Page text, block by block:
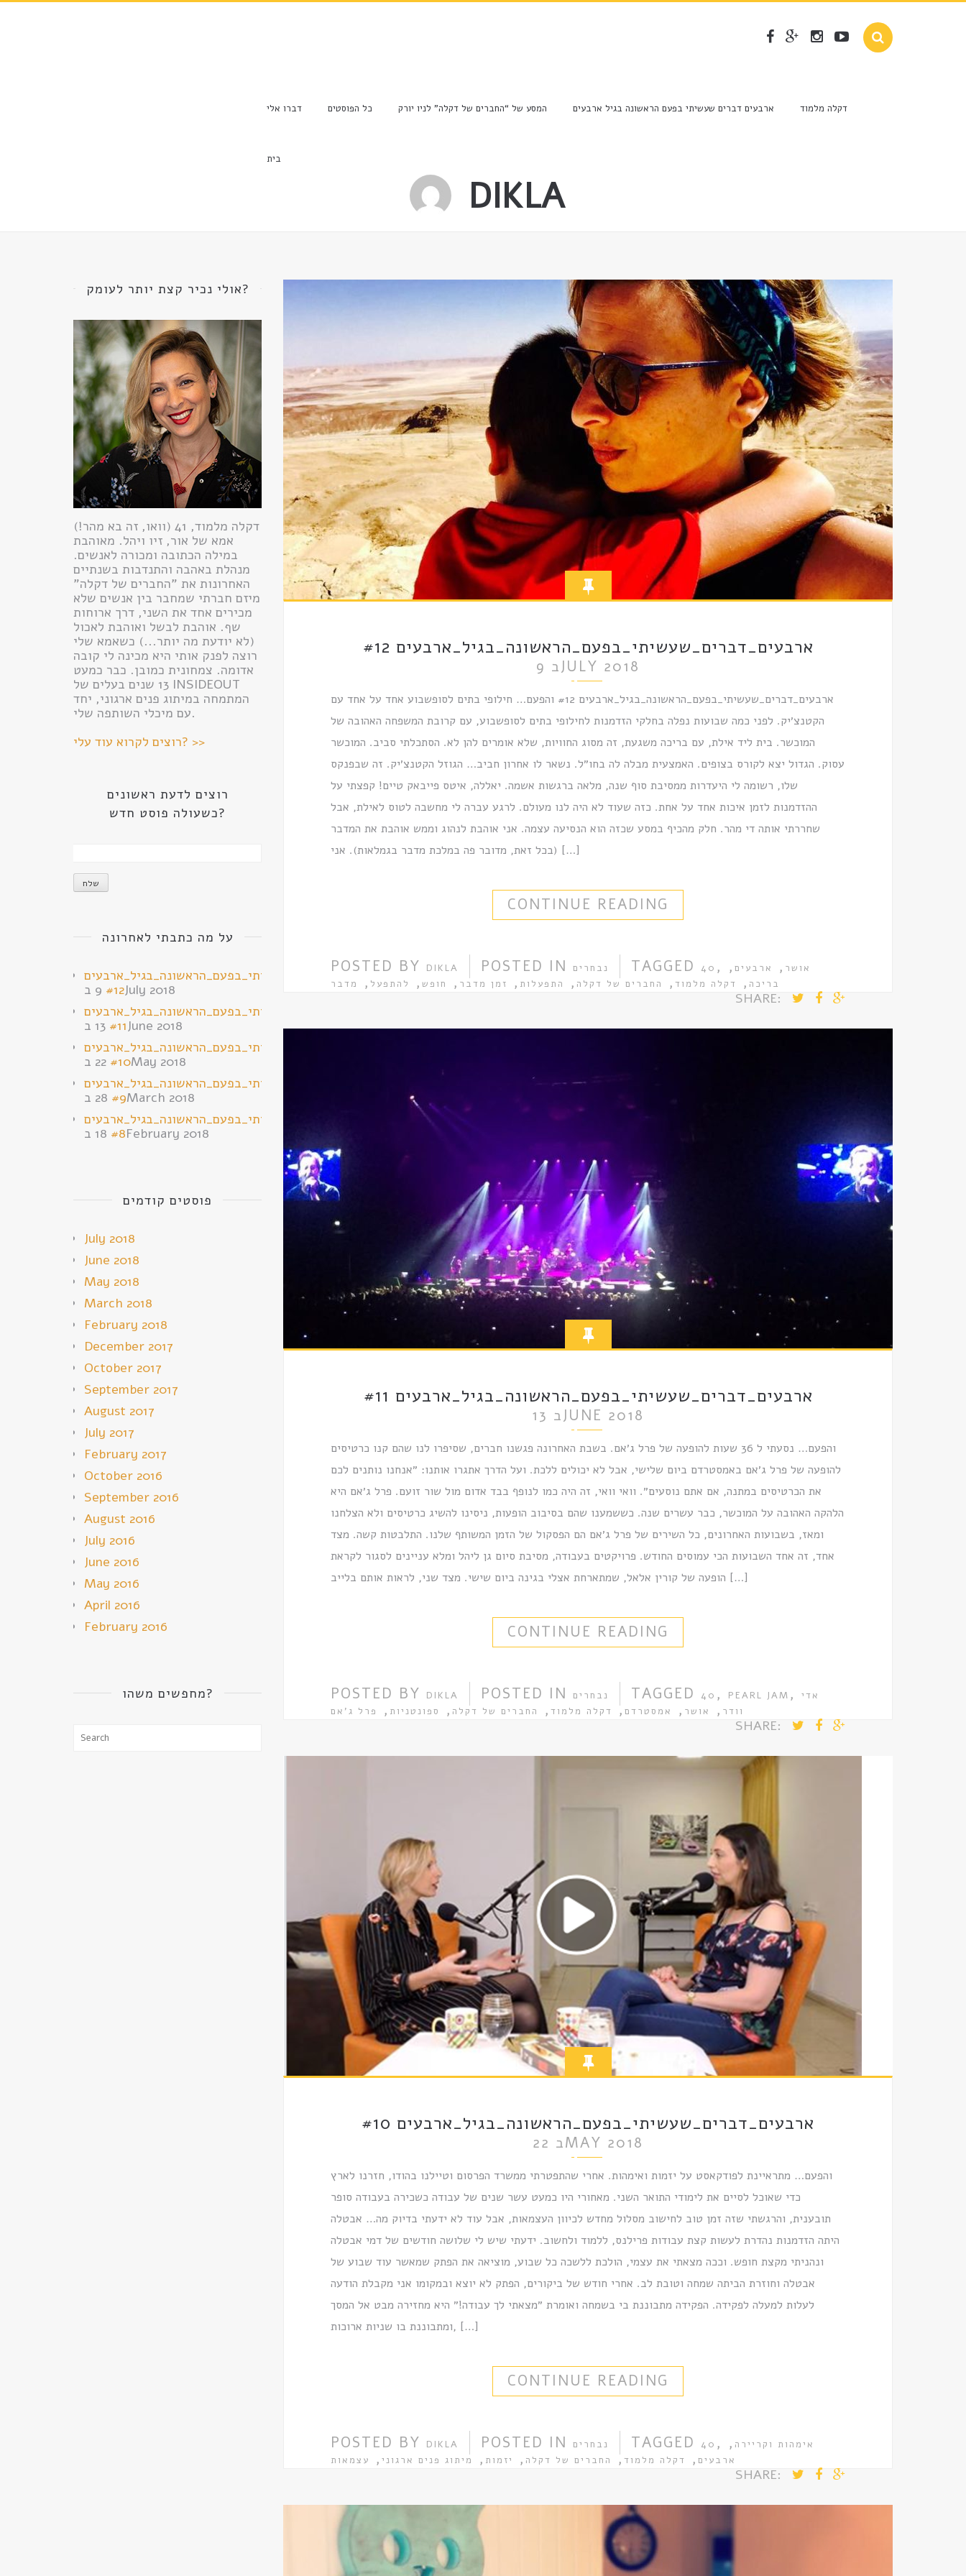
Skip
דברו אלי כל הפוסטים המסע של “החברים של דקלה” לניו יורק ארבעים דברים שעשיתי בפעם הראשונה בגיל ארבעים דקלה מלמוד
בית
DIKLA
ארבעים_דברים_שעשיתי_בפעם_הראשונה_בגיל_ארבעים #12
9 בJULY 2018
ארבעים_דברים_שעשיתי_בפעם_הראשונה_בגיל_ארבעים #12 והפעם… חילופי בתים לסופשבוע אחד על אחד עם
הקטנצ׳יק. לפני כמה שבועות נפלה בחלקי הזדמנות לחילופי בתים לסופשבוע, עם קרובת המשפחה האהובה של
המוכשר. בית ליד אילת, עם בריכה משגעת, זה מסוג החוויות, שלא אומרים להן לא. הסתכלתי סביב. המוכשר
עסוק. הגדול יצא לקורס בצופים. האמצעית מבלה לה בחו״ל. נשאר לו אחרון חביב… הגוזל הקטנצ׳יק. זה שבפנקס
שלו, רשומה לי היעדרות ממסיבת סוף שנה, מלאה ברגשות אשמה. יאללה, איטס פייבאק טיים! קפצתי על
ההזדמנות לזמן איכות אחד על אחת. כזה שעוד לא היה לנו מעולם. לרגע עברה לי מחשבה לטוס לאילת, אבל
שחררתי אותה די מהר. חלק מהכיף במסע שכזה הוא הנסיעה עצמה. אני אוהבת לנהוג וממש אוהבת את המדבר
(בכל זאת, מדובר פה במלכת מדבר בגמלאות). אני […]
CONTINUE READING
POSTED BY DIKLA POSTED INנבחרים TAGGED 40 , אושר , ארבעים,
בריכה , דקלה מלמוד, החברים של דקלה , התפעלות , זמן מדבר , חופש, להתפעל , מדבר
SHARE:
ארבעים_דברים_שעשיתי_בפעם_הראשונה_בגיל_ארבעים #11
13 בJUNE 2018
והפעם… נסעתי ל 36 שעות להופעה של פרל ג׳אם. בשבת האחרונה פגשנו חברים, שסיפרו לנו שהם קנו כרטיסים
להופעה של פרל ג׳אם באמסטרדם ביום שלישי, אבל לא יכולים ללכת. ועל הדרך אתגרו אותנו: ״אנחנו נותנים לכם
את הכרטיסים במתנה, אם אתם נוסעים״. וואי וואי, זה היה כמו לנופף בבד אדום מול שור זועם. פרל ג׳אם היא
הלהקה האהובה על המוכשר, כבר עשרים שנה. כששמענו שהם בסיבוב הופעות, ניסינו להשיג כרטיסים ולא הצלחנו
ומאז, בשבועות האחרונים, כל השירים של פרל ג׳אם הם הפסקול של הזמן המשותף שלנו. התלבטות קשה. מצד
אחד, זה אחד השבועות הכי עמוסים החודש. פרויקטים בעבודה, מסיבת סיום גן ליהל ומלא עניינים לסגור לקראת
הופעה של קורין אלאל, שמתארחת אצלי בגינה ביום שישי. מצד שני, לראות אותם בלייב […]
CONTINUE READING
POSTED BY DIKLA POSTED INנבחרים TAGGED 40 , PEARL JAM ,אדי
וודר , אושר , אמסטרדם, דקלה מלמוד, החברים של דקלה , ספונטניות , פרל ג'אם
SHARE:
ארבעים_דברים_שעשיתי_בפעם_הראשונה_בגיל_ארבעים #10
22 בMAY 2018
והפעם… מתראיינת לפודקאסט על יזמות ואימהות. אחרי שהתפטרתי ממשרד הפרסום וטיילנו בהודו, חזרנו לארץ
כדי שאוכל לסיים את לימודי התואר השני. מאחורי היו כמעט עשר שנים של עבודה כשכירה בעבודה סופר
תובענית, והרגשתי שזה זמן טוב לחישוב מסלול מחדש לכיוון העצמאות, אבל עוד לא ידעתי בדיוק מה… אבטלה
היתה הזדמנות נהדרת לעשות קצת עבודות פרילנס, ללמוד ולחשוב. ידעתי שיש לי שלושה חודשים של דמי אבטלה
ונהניתי מקצת חופש. וככה מצאתי את עצמי, הולכת ללשכה כל שבוע, מוציאה את הפתק שמאשר עוד שבוע של
אבטלה וחוזרת הביתה שמחה וטובת לב. אחרי חודש של ביקורים, הפתק לא יוצא ובמקומו אני מקבלת הודעה
לעלות למעלה לפקידה. הפקידה מתבוננת בי בשמחה ואומרת ״מצאתי לך עבודה!״ היא מחזירה מבט אל המסך
ומתבוננת בו שניות ארוכות, […]
CONTINUE READING
POSTED BY DIKLA POSTED INנבחרים TAGGED 40 , אימהות וקריירה ,
ארבעים, דקלה מלמוד, החברים של דקלה , יזמות , מיתוג פנים ארגוני, עצמאות
SHARE:
אולי נכיר קצת יותר לעומק?
דקלה מלמוד, 41 (וואו, זה בא מהר!)
אמא של אור, זיו ויהל. מאוהבת
במילה הכתובה ומכורה לאנשים.
מנהלת באהבה והתנדבות בשנתיים
האחרונות את "החברים של דקלה"
מיזם חברתי שמחבר בין אנשים שלא
מכירים אחד את השני, דרך ארוחות
שף. אוהבת לבשל ואוהבת לאכול
(לא יודעת מה יותר...) כשאמא שלי
רוצה לפנק אותי היא מכינה לי קובה
אדומה. צמחונית כמובן. כבר כמעט
13 שנים בעלים של INSIDEOUT
המתמחה במיתוג פנים ארגוני, יחד
עם מיכלי השותפה שלי.
רוצים לקרוא עוד עלי? >>
רוצים לדעת ראשונים
כשעולה פוסט חדש?
על מה כתבתי לאחרונה
ארבעים_דברים_שעשיתי_בפעם_הראשונה_בגיל_ארבעים
#129 בJuly 2018
ארבעים_דברים_שעשיתי_בפעם_הראשונה_בגיל_ארבעים
#1113 בJune 2018
ארבעים_דברים_שעשיתי_בפעם_הראשונה_בגיל_ארבעים
#1022 בMay 2018
ארבעים_דברים_שעשיתי_בפעם_הראשונה_בגיל_ארבעים
#928 בMarch 2018
ארבעים_דברים_שעשיתי_בפעם_הראשונה_בגיל_ארבעים
#818 בFebruary 2018
פוסטים קודמים
July 2018
June 2018
May 2018
March 2018
February 2018
December 2017
October 2017
September 2017
August 2017
July 2017
February 2017
October 2016
September 2016
August 2016
July 2016
June 2016
May 2016
April 2016
February 2016
מחפשים משהו?